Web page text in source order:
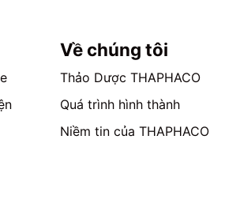
trang
sản
phẩm
Về chúng tôi
Thảo Dược THAPHACO
Quá trình hình thành
Niềm tin của THAPHACO